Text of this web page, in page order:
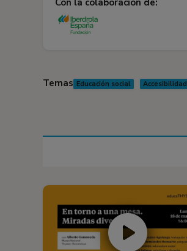
Temas Educación social Accesibilidad